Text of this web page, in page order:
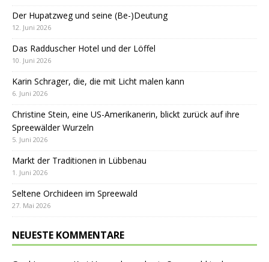
Der Hupatzweg und seine (Be-)Deutung
12. Juni 2026
Das Radduscher Hotel und der Löffel
10. Juni 2026
Karin Schrager, die, die mit Licht malen kann
6. Juni 2026
Christine Stein, eine US-Amerikanerin, blickt zurück auf ihre
Spreewälder Wurzeln
5. Juni 2026
Markt der Traditionen in Lübbenau
1. Juni 2026
Seltene Orchideen im Spreewald
27. Mai 2026
NEUESTE KOMMENTARE